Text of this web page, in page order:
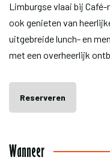
Limburgse vlaai bij
ook genieten van
uitgebreide lunch- en
met een overheerlijk
Reserveren
Wanneer